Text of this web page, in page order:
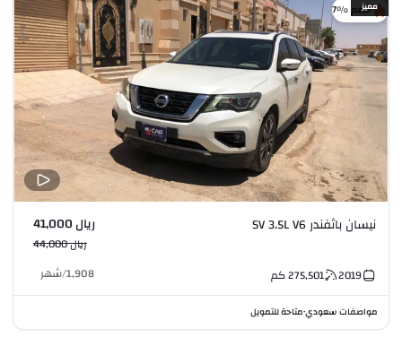
خصم %7مميز
نيسان باثفندر SV 3.5L V6 ريال 41,000
ريال 44,000
2019
275,501كم 1,908
/شهر
مواصفات سعودي•متاحة للتمويل